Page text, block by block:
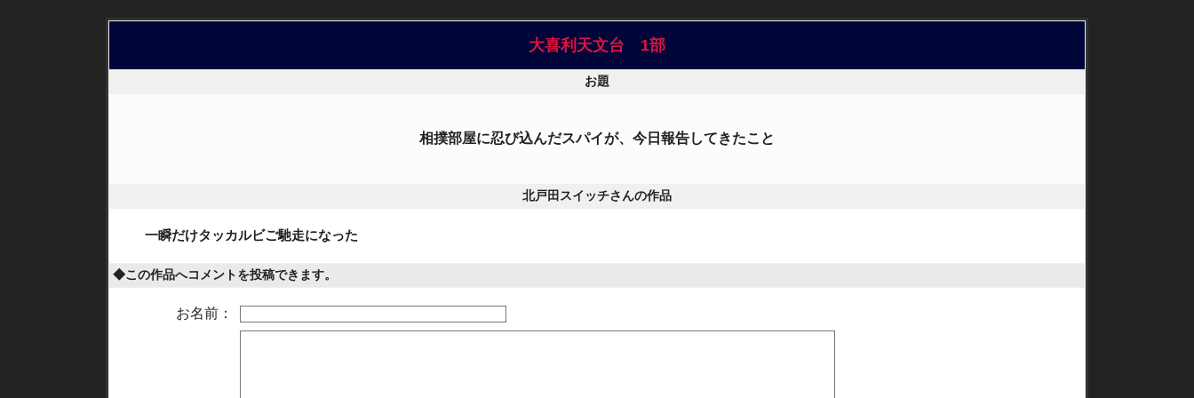
大喜利天文台 1部
お題
相撲部屋に忍び込んだスパイが、今日報告してきたこと
北戸田スイッチさんの作品
一瞬だけタッカルビご馳走になった
◆この作品へコメントを投稿できます。
お名前：